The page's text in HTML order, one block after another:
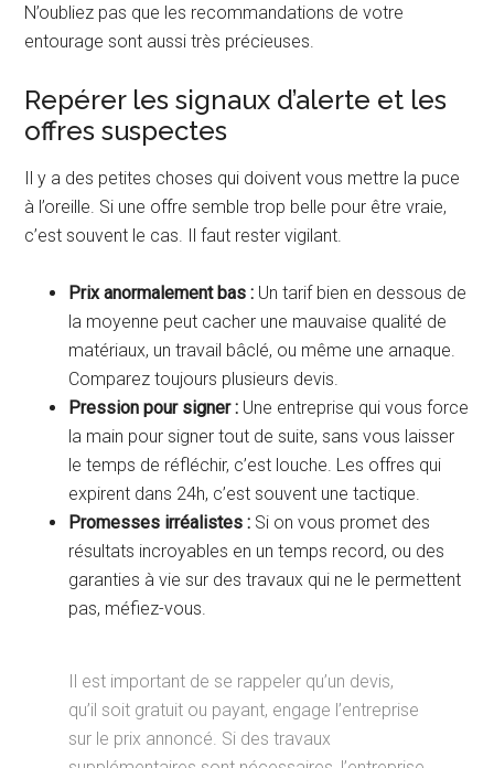
N’oubliez pas que les recommandations de votre
entourage sont aussi très précieuses.
Repérer les signaux d’alerte et les
offres suspectes
Il y a des petites choses qui doivent vous mettre la puce
à l’oreille. Si une offre semble trop belle pour être vraie,
c’est souvent le cas. Il faut rester vigilant.
Prix anormalement bas : Un tarif bien en dessous de
la moyenne peut cacher une mauvaise qualité de
matériaux, un travail bâclé, ou même une arnaque.
Comparez toujours plusieurs devis.
Pression pour signer : Une entreprise qui vous force
la main pour signer tout de suite, sans vous laisser
le temps de réfléchir, c’est louche. Les offres qui
expirent dans 24h, c’est souvent une tactique.
Promesses irréalistes : Si on vous promet des
résultats incroyables en un temps record, ou des
garanties à vie sur des travaux qui ne le permettent
pas, méfiez-vous.
Il est important de se rappeler qu’un devis,
qu’il soit gratuit ou payant, engage l’entreprise
sur le prix annoncé. Si des travaux